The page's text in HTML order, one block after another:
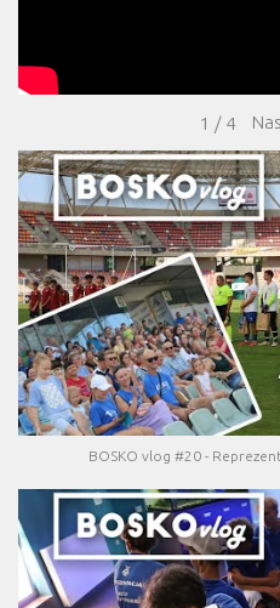
1 / 4
BOSKO vlog #20 -